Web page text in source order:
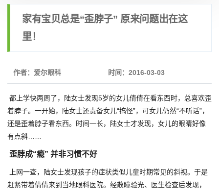
家有宝贝总是“歪脖子” 原来问题出在这
里！
作者：爱尔眼科 时间：2016-03-03
都上学快两周了，陆女士发现5岁的女儿倩倩在看东西时，总喜欢歪
着脖子。一开始，陆女士还责备女儿“搞怪”，可女儿仍然“不听话”，
还是歪着脖子看东西。时间一长，陆女士才发现，女儿的眼睛好像
有点斜……
歪脖成“瘾” 并非习惯不好
上网一查，陆女士发现孩子的症状类似儿童时期常见的斜视。于是
赶紧带着倩倩来到当地眼科医院。经散瞳验光、医生检查后发现，